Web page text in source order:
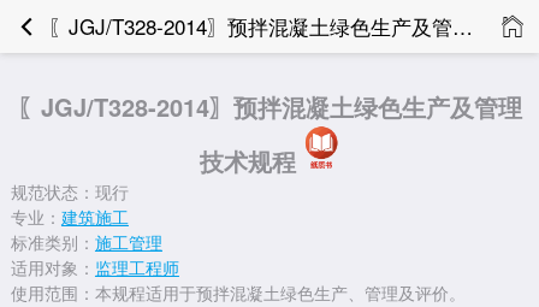
〖JGJ/T328-2014〗预拌混凝土绿色生产及管理技术规程
〖JGJ/T328-2014〗预拌混凝土绿色生产及管理
技术规程
规范状态：现行
专业： 建筑施工
标准类别： 施工管理
适用对象： 监理工程师
使用范围：本规程适用于预拌混凝土绿色生产、管理及评价。